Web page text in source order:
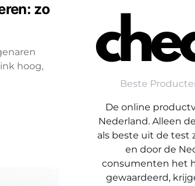
zo
hoog,
Beste
De online
Nederland. Alleen
als beste uit de test
en door de
consumenten het
gewaardeerd,